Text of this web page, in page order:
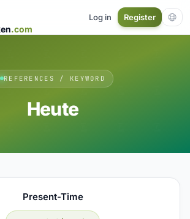
.com
Log in Register
REFERENCES / KEYWORD
Heute
Present-Time